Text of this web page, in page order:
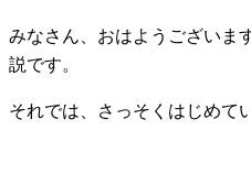
みなさん、おはようございま
説です。
それでは、さっそくはじめて